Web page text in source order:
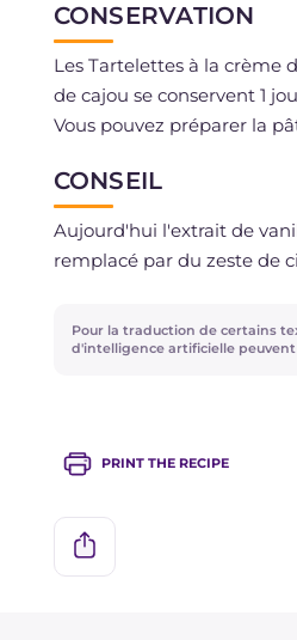
CONSERVATION
Les Tartelettes à la crème
de cajou se conservent 1
Vous pouvez préparer la
CONSEIL
Aujourd'hui l'extrait de
remplacé par du zeste de
Pour la traduction de certains
d'intelligence artificielle peuvent
PRINT THE RECIPE